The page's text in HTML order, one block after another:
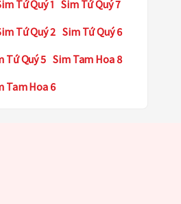
Tứ Quý 1 Sim Tứ Quý 7
Tứ Quý 2 Sim Tứ Quý 6
Tứ Quý 5 Sim Tam Hoa 8
Tam Hoa 6